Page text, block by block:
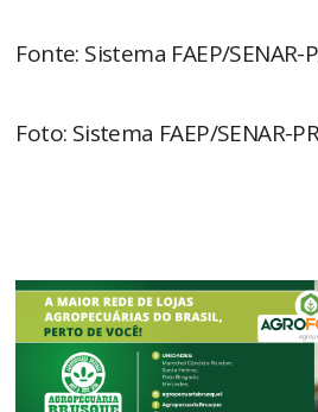
Fonte: Sistema FAEP/SENAR-
Foto: Sistema FAEP/SENAR-